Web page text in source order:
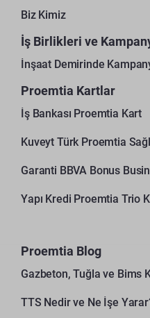
Biz Kimiz
İş Birlikleri ve
İnşaat Demirinde
Proemtia Kartlar
İş Bankası Proemtia Kart
Kuveyt Türk Proemtia
Garanti BBVA Bonus
Yapı Kredi Proemtia Trio
Proemtia Blog
TTS Nedir ve Ne İşe